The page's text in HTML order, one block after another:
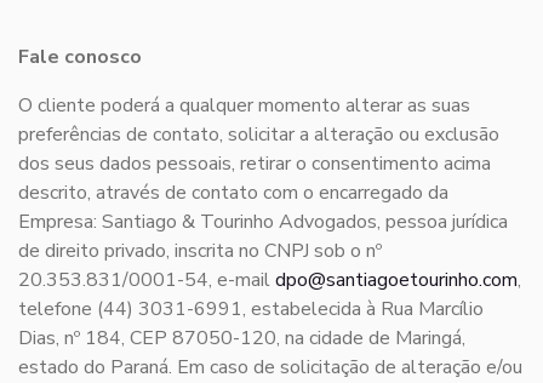
Fale conosco
O cliente poderá a qualquer momento alterar as suas
preferências de contato, solicitar a alteração ou exclusão
dos seus dados pessoais, retirar o consentimento acima
descrito, através de contato com o encarregado da
Empresa: Santiago & Tourinho Advogados, pessoa jurídica
de direito privado, inscrita no CNPJ sob o nº
20.353.831/0001-54, e-maildpo@santiagoetourinho.com,
telefone (44) 3031-6991, estabelecida à Rua Marcílio
Dias, nº 184, CEP 87050-120, na cidade de Maringá,
estado do Paraná. Em caso de solicitação de alteração e/ou